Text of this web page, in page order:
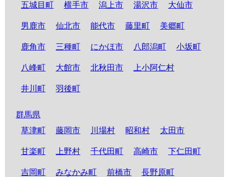
五城目町 横手市 潟上市 湯沢市 大仙市
男鹿市 仙北市 能代市 藤里町 美郷町
鹿角市 三種町 にかほ市 八郎潟町 小坂町
八峰町 大館市 北秋田市 上小阿仁村
井川町 羽後町
群馬県
草津町
藤岡市 川場村 昭和村 太田市
甘楽町 上野村 千代田町 高崎市 下仁田町
吉岡町 みなかみ町 前橋市 長野原町